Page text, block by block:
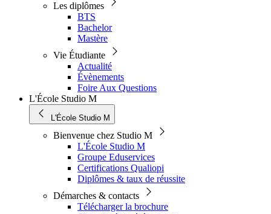
Les diplômes
BTS
Bachelor
Mastère
Vie Étudiante
Actualité
Évènements
Foire Aux Questions
L'École Studio M
L'École Studio M
Bienvenue chez Studio M
L'École Studio M
Groupe Eduservices
Certifications Qualiopi
Diplômes & taux de réussite
Démarches & contacts
Télécharger la brochure